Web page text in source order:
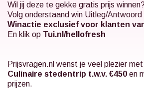
Wil jij deze te gekke gratis prijs
Volg onderstaand win Uitleg/Antwoord
Winactie exclusief voor klanten
En klik op Tui.nl/hellofresh
Prijsvragen.nl wenst je veel plezier
Culinaire stedentrip t.w.v. €450 en
prijzen.